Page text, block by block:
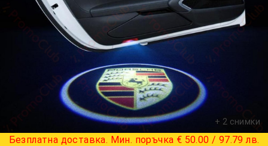
+ 2 снимки
Безплатна доставка. Мин. поръчка € 50.00 / 97.79 лв.